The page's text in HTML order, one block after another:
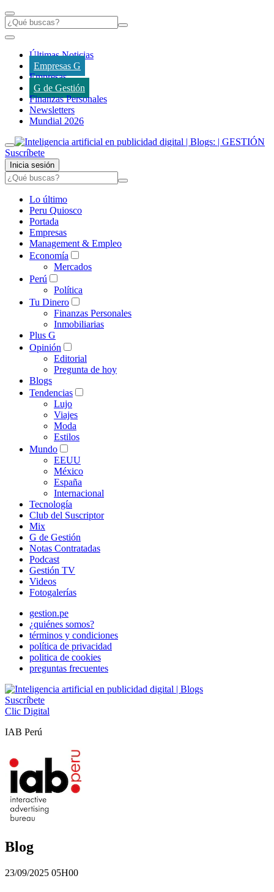
Últimas Noticias
Empresas G
Empresas
G de Gestión
Finanzas Personales
Newsletters
Mundial 2026
Suscríbete
Inicia sesión
Lo último
Peru Quiosco
Portada
Empresas
Management & Empleo
Economía
Mercados
Perú
Política
Tu Dinero
Finanzas Personales
Inmobiliarias
Plus G
Opinión
Editorial
Pregunta de hoy
Blogs
Tendencias
Lujo
Viajes
Moda
Estilos
Mundo
EEUU
México
España
Internacional
Tecnología
Club del Suscriptor
Mix
G de Gestión
Notas Contratadas
Podcast
Gestión TV
Videos
Fotogalerías
gestion.pe
¿quiénes somos?
términos y condiciones
política de privacidad
politica de cookies
preguntas frecuentes
Suscríbete
Clic Digital
IAB Perú
Blog
23/09/2025 05H00